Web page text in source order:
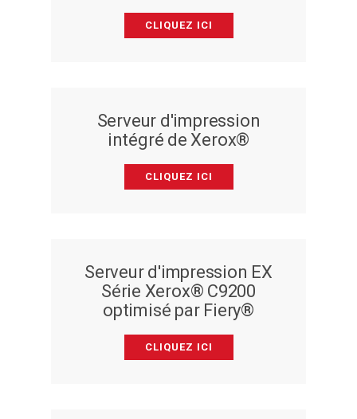
CLIQUEZ ICI
Serveur d'impression
intégré de Xerox®
CLIQUEZ ICI
Serveur d'impression EX
Série Xerox® C9200
optimisé par Fiery®
CLIQUEZ ICI